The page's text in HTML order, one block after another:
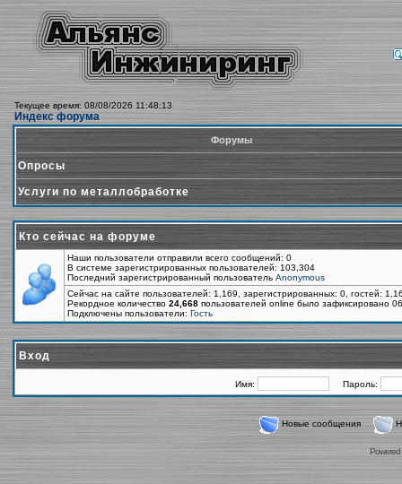
Текущее время: 08/08/2026 11:48:13
Индекс форума
Форумы
Опросы
Услуги по металлобработке
Кто сейчас на форуме
Наши пользователи отправили всего сообщений: 0
В системе зарегистрированных пользователей: 103,304
Последний зарегистрированный пользователь Anonymous
Сейчас на сайте пользователей: 1,169, зарегистрированных: 0, гостей:
Рекордное количество 24,668 пользователей online было зафиксировано
Подключены пользователи: Гость
Вход
Имя: Пароль:
Новые сообщения